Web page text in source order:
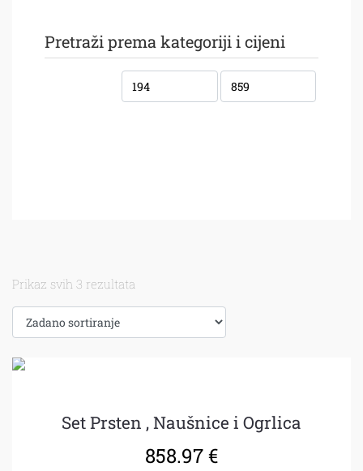
Prikaz svih 3 rezultata
Set Prsten , Naušnice i Ogrlica
858.97€
Pretraži prema kategoriji i cijeni